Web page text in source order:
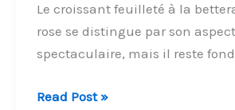
Le croissant feuilleté à la
rose se distingue par son aspect
spectaculaire, mais il reste
Croissant
Read Post »